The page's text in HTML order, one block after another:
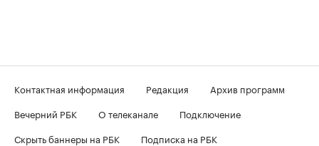
Контактная информация Редакция
Архив программ
Вечерний РБК
О телеканале
Подключение
Скрыть баннеры на РБК
Подписка на РБК